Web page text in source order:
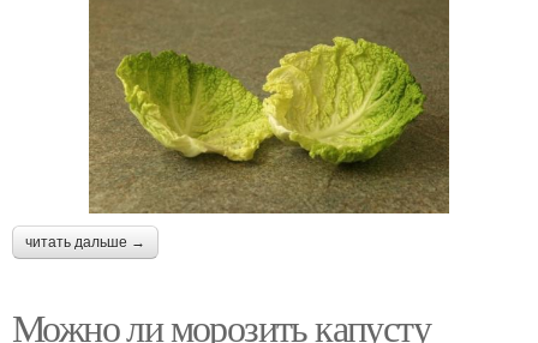
читать дальше →
Можно ли морозить капусту